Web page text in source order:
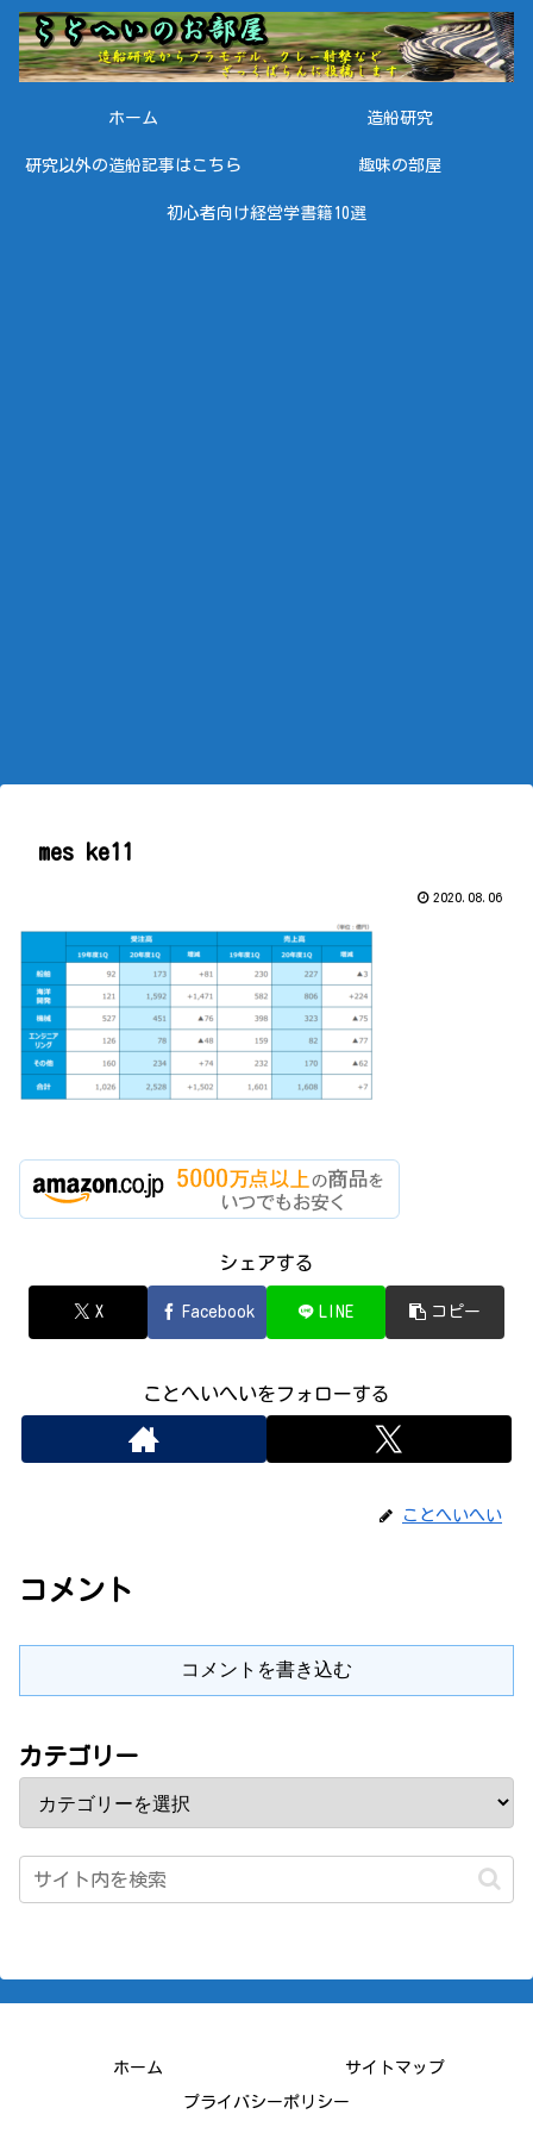
ホーム 造船研究
研究以外の造船記事はこちら 趣味の部屋
初心者向け経営学書籍10選
mes ke11
2020.08.06
シェアする
X Facebook LINE コピー
ことへいへいをフォローする
ことへいへい
コメント
コメントを書き込む
カテゴリー
ホーム サイトマップ
プライバシーポリシー